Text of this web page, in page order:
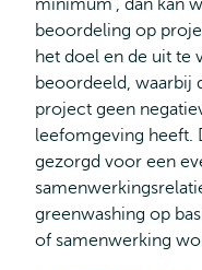
minimum’, dan kan
beoordeling op
het doel en de uit te
beoordeeld, waarbij
project geen
leefomgeving heeft.
gezorgd voor een
greenwashing op
of samenwerking